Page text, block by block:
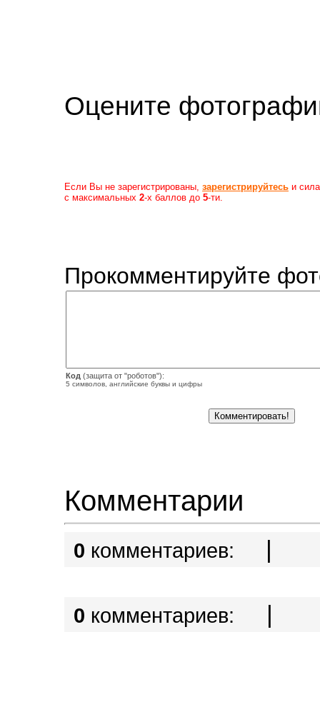
Оцените
Если Вы не зарегистрированы, зарегистрируйтесь и
с максимальных 2-х баллов до 5-ти.
Прокомментируйте
Код (защита от "роботов"):
5 символов, английские буквы и цифры
Комментарии
0 комментариев: |
0 комментариев: |